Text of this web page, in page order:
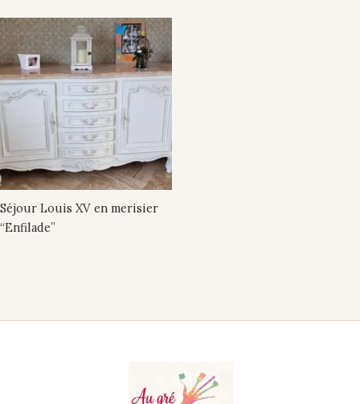
Séjour Louis XV en merisier
“Enfilade”